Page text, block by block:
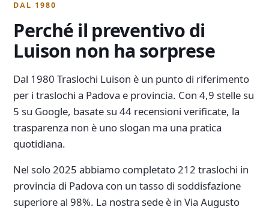
DAL 1980
Perché il preventivo di
Luison non ha sorprese
Dal 1980 Traslochi Luison è un punto di riferimento
per i traslochi a Padova e provincia. Con 4,9 stelle su
5 su Google, basate su 44 recensioni verificate, la
trasparenza non è uno slogan ma una pratica
quotidiana.
Nel solo 2025 abbiamo completato 212 traslochi in
provincia di Padova con un tasso di soddisfazione
superiore al 98%. La nostra sede è in Via Augusto